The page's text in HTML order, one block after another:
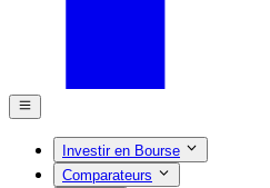
Investir en Bourse
Comparateurs